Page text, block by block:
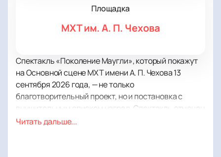
Площадка
МХТ им. А. П. Чехова
Спектакль «Поколение Маугли», который покажут
на Основной сцене МХТ имени А. П. Чехова 13
сентября 2026 года, — не только
благотворительный проект, но и постановка с
внушительным списком наград. Спектакль отмечен
специальной премией Международной премии
Читать дальше...